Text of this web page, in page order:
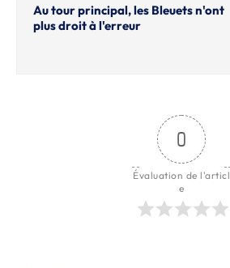
Au tour principal, les Bleuets n'ont
plus droit à l'erreur
0
Évaluation de l'articl
e